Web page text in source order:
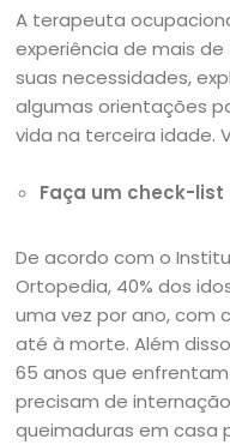
A terapeuta
experiência de mais
suas necessidades,
algumas orientações
vida na terceira idade.
Faça um check-
De acordo com o
Ortopedia, 40% dos
uma vez por ano, com
até à morte. Além
65 anos que
precisam de
queimaduras em casa